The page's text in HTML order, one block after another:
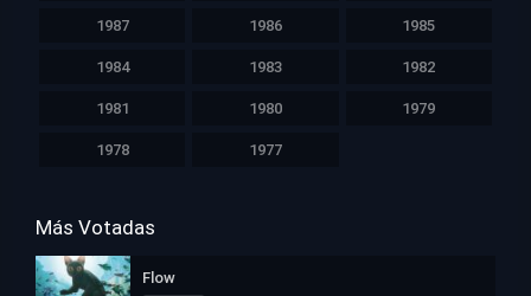
1987 1986 1985
1984 1983 1982
1981 1980 1979
1978 1977
Más Votadas
Flow